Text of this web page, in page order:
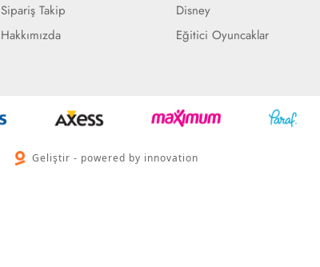
Sipariş Takip
Hakkımızda
Disney
Eğitici Oyuncaklar
Geliştir - powered by innovation